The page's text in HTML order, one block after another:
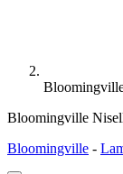
Bloomingville
Bloomingville -